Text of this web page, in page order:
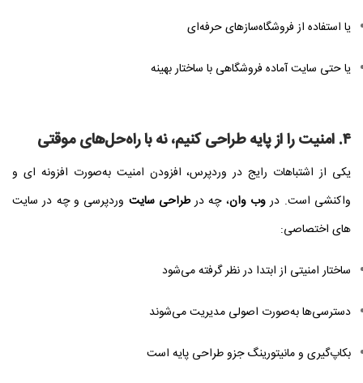
یا استفاده از فروشگاه‌سازهای حرفه‌ای
یا حتی سایت آماده فروشگاهی با ساختار بهینه
۴. امنیت را از پایه طراحی کنیم، نه با راه‌حل‌های موقتی
یکی از اشتباهات رایج در وردپرس، افزودن امنیت به‌صورت افزونه‌ ای و
واکنشی است. در وب وان، چه درطراحی سایت وردپرسی و چه در سایت‌
های اختصاصی:
ساختار امنیتی از ابتدا در نظر گرفته می‌شود
دسترسی‌ها به‌صورت اصولی مدیریت می‌شوند
بکاپ‌گیری و مانیتورینگ جزو طراحی پایه است